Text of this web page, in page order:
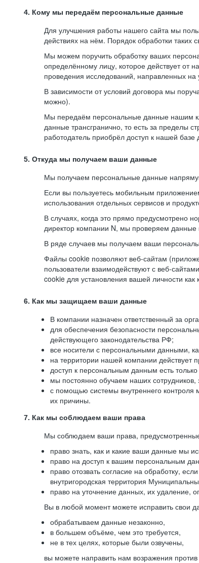
4. Кому мы передаём персональные данные
Для улучшения работы нашего сайта мы
действиях на нём. Порядок обработки таких
Мы можем поручить обработку ваших
определённому лицу, которое действует
проведения исследований, направленных
В зависимости от условий договора мы
можно).
Мы передаём персональные данные нашим
данные трансгранично, то есть за пределы
работодатель приобрёл доступ к нашей базе
5. Откуда мы получаем ваши данные
Мы получаем персональные данные
Если вы пользуетесь мобильным
использования отдельных сервисов и
В случаях, когда это прямо предусмотрено
директор компании N, мы проверяем
В ряде случаев мы получаем ваши
Файлы cookie позволяют веб-сайтам
пользователи взаимодействуют с веб-
cookie для установления вашей личности как
6. Как мы защищаем ваши данные
В компании назначен ответственный за
для обеспечения безопасности
действующего законодательства РФ;
все носители с персональными данными,
на территории нашей компании действует
доступ к персональным данным есть
мы постоянно обучаем наших
с помощью системы внутреннего контроля
их причины.
7. Как мы соблюдаем ваши права
Мы соблюдаем ваши права,
право знать, как и какие ваши данные мы
право на доступ к вашим персональным
право отозвать согласие на обработку,
внутригородская территория
право на уточнение данных, их удаление,
Вы в любой момент можете исправить свои
обрабатываем данные незаконно,
в большем объёме, чем это требуется,
не в тех целях, которые были озвучены,
вы можете направить нам возражения